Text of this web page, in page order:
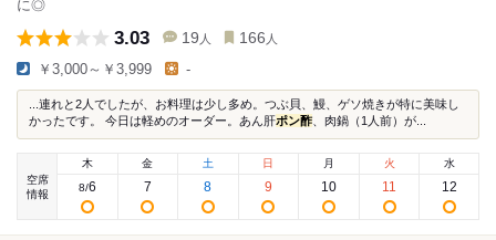
に◎
3.03 19 人 166 人
￥3,000～￥3,999 -
...連れと2人でしたが、お料理は少し多め。つぶ貝、鰻、ゲソ焼きが特に美味し
かったです。 今日は軽めのオーダー。あん肝ポン酢 、肉鍋（1人前）が...
空席
情報
木
8/6
金
7
土
8
日
9
月
10
火
11
水
12